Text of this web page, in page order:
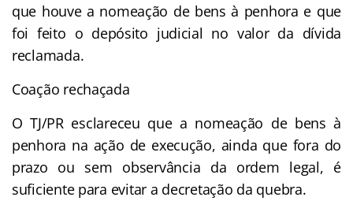
que houve a nomeação de bens à penhora e que
foi feito o depósito judicial no valor da dívida
reclamada.
Coação rechaçada
O TJ/PR esclareceu que a nomeação de bens à
penhora na ação de execução, ainda que fora do
prazo ou sem observância da ordem legal, é
suficiente para evitar a decretação da quebra.